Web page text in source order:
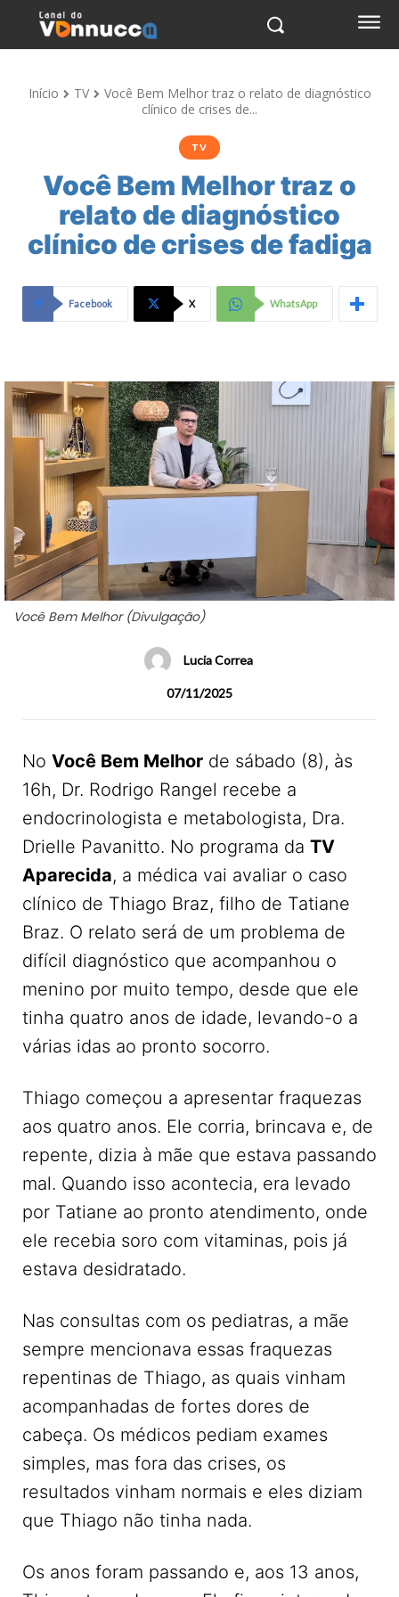
Início TV
Você Bem Melhor traz o relato de diagnóstico
clínico de crises de...
TV
Você Bem Melhor traz o
relato de diagnóstico
clínico de crises de fadiga
Facebook X WhatsApp
Você Bem Melhor (Divulgação)
Lucia Correa
07/11/2025
No Você Bem Melhor de sábado (8), às
16h, Dr. Rodrigo Rangel recebe a
endocrinologista e metabologista, Dra.
Drielle Pavanitto. No programa da TV
Aparecida, a médica vai avaliar o caso
clínico de Thiago Braz, filho de Tatiane
Braz. O relato será de um problema de
difícil diagnóstico que acompanhou o
menino por muito tempo, desde que ele
tinha quatro anos de idade, levando-o a
várias idas ao pronto socorro.
Thiago começou a apresentar fraquezas
aos quatro anos. Ele corria, brincava e, de
repente, dizia à mãe que estava passando
mal. Quando isso acontecia, era levado
por Tatiane ao pronto atendimento, onde
ele recebia soro com vitaminas, pois já
estava desidratado.
Nas consultas com os pediatras, a mãe
sempre mencionava essas fraquezas
repentinas de Thiago, as quais vinham
acompanhadas de fortes dores de
cabeça. Os médicos pediam exames
simples, mas fora das crises, os
resultados vinham normais e eles diziam
que Thiago não tinha nada.
Os anos foram passando e, aos 13 anos,